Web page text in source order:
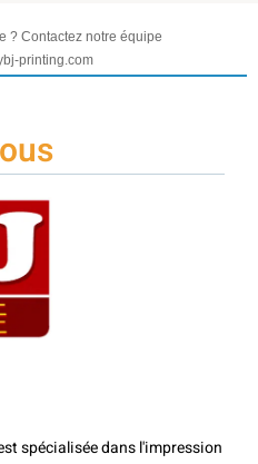
? Contactez notre équipe
printing.com
spécialisée dans l'impression